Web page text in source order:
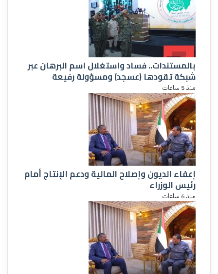
بالمستندات.. فساد واستغلال اسم البرهان عبر
شبكة تقودها (عسجد) ومسؤولة رفيعة
منذ 5 ساعات
إعفاء الديون وإصلاح المالية ودعم الإنتاج أمام
رئيس الوزراء
منذ 6 ساعات